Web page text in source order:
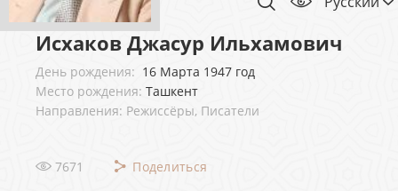
Исхаков Джасур Ильхамович
День рождения: 16 Марта 1947 год
Место рождения: Ташкент
Направления: Режиссёры, Писатели
7671 Поделиться